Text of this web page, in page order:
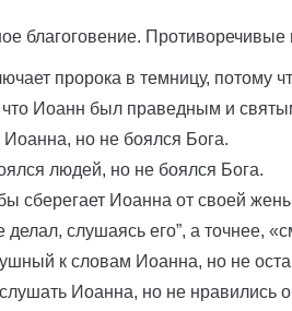
благоговение. Противоречивые
пророка в темницу, потому
что Иоанн был праведным и
Иоанна, но не боялся Бога.
людей, но не боялся Бога.
сберегает Иоанна от своей
делал, слушаясь его”, а точнее,
к словам Иоанна, но не
Иоанна, но не нравились